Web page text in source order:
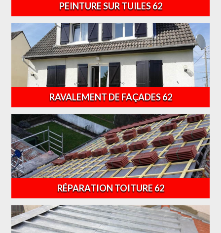
PEINTURE SUR TUILES 62
RAVALEMENT DE FAÇADES 62
RÉPARATION TOITURE 62